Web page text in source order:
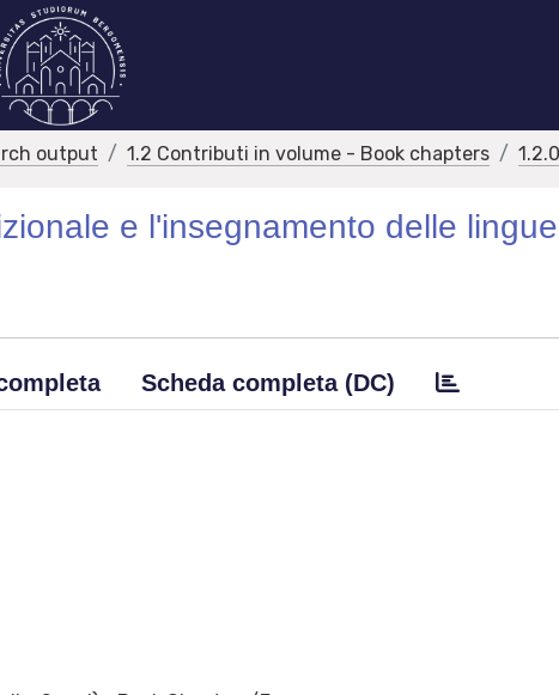
output 1.2 Contributi in volume - Book chapters
e l'insegnamento delle lingue
Scheda completa (DC)